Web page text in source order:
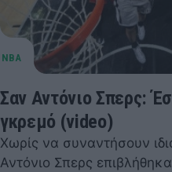
Σαν Αντόνιο Σπερς:
γκρεμό (video)
Χωρίς να συναντήσουν
Αντόνιο Σπερς